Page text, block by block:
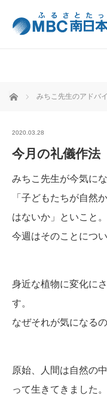
ホーム みちこ先生のアドバ
2020.03.28
今月の礼儀作法
みちこ先生が今気に
「子どもたちが自然
はないか」といこと。
今週はそのことにつ
身近な植物に変化に
す。
なぜそれが気になる
原始、人間は自然の
って生きてきました。